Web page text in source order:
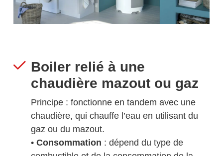
Boiler relié à une
chaudière mazout ou gaz
Principe : fonctionne en tandem avec une
chaudière, qui chauffe l’eau en utilisant du
gaz ou du mazout.
• Consommation : dépend du type de